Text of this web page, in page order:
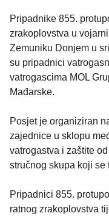
Pripadnike 855.
zrakoplovstva u
Zemuniku Donjem u
su pripadnici
vatrogascima MOL
Mađarske.
Posjet je organiziran
zajednice u sklopu
vatrogastva i zaštite
stručnog skupa koji se
Pripadnici 855.
ratnog zrakoplovstva